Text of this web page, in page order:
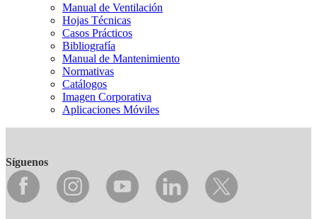
Manual de Ventilación
Hojas Técnicas
Casos Prácticos
Bibliografía
Manual de Mantenimiento
Normativas
Catálogos
Imagen Corporativa
Aplicaciones Móviles
Síguenos